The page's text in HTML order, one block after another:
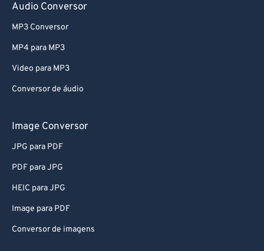
Audio Conversor
MP3 Conversor
MP4 para MP3
Video para MP3
Conversor de áudio
Image Conversor
JPG para PDF
PDF para JPG
HEIC para JPG
Image para PDF
Conversor de imagens